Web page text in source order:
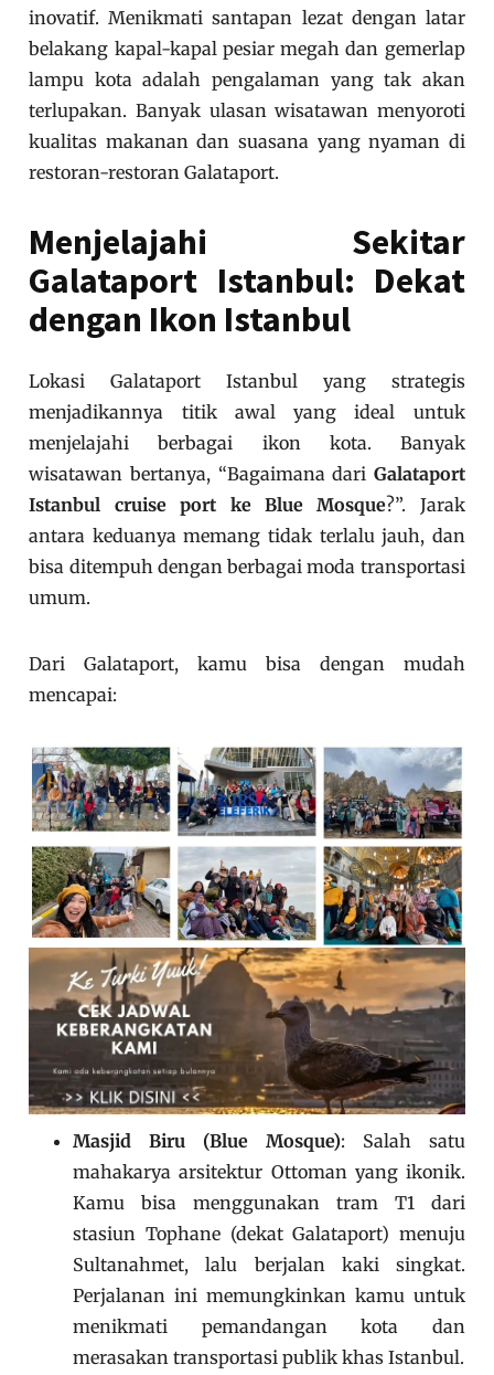
inovatif. Menikmati santapan lezat dengan latar
belakang kapal-kapal pesiar megah dan gemerlap
lampu kota adalah pengalaman yang tak akan
terlupakan. Banyak ulasan wisatawan menyoroti
kualitas makanan dan suasana yang nyaman di
restoran-restoran Galataport.
Menjelajahi Sekitar
Galataport Istanbul: Dekat
dengan Ikon Istanbul
Lokasi Galataport Istanbul yang strategis
menjadikannya titik awal yang ideal untuk
menjelajahi berbagai ikon kota. Banyak
wisatawan bertanya, “Bagaimana dari Galataport
Istanbul cruise port ke Blue Mosque?”. Jarak
antara keduanya memang tidak terlalu jauh, dan
bisa ditempuh dengan berbagai moda transportasi
umum.
Dari Galataport, kamu bisa dengan mudah
mencapai:
Masjid Biru (Blue Mosque): Salah satu
mahakarya arsitektur Ottoman yang ikonik.
Kamu bisa menggunakan tram T1 dari
stasiun Tophane (dekat Galataport) menuju
Sultanahmet, lalu berjalan kaki singkat.
Perjalanan ini memungkinkan kamu untuk
menikmati pemandangan kota dan
merasakan transportasi publik khas Istanbul.